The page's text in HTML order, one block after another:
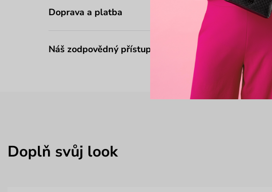
Doprava a platba
Náš zodpovědný přístup
Doplň svůj look